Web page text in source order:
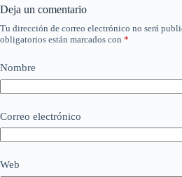
Deja un comentario
Tu dirección de correo electrónico no será
obligatorios están marcados con *
Nombre
Correo electrónico
Web